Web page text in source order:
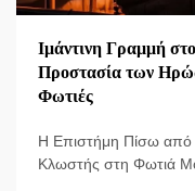
Ιμάντινη Γραμμή
Προστασία των
Φωτιές
Η Επιστήμη Πίσω από
Κλωστής στη Φωτιά